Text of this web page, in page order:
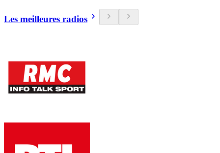
Les meilleures radios